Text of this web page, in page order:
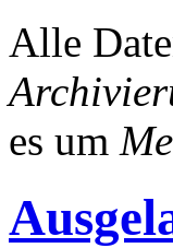
Alle
es um